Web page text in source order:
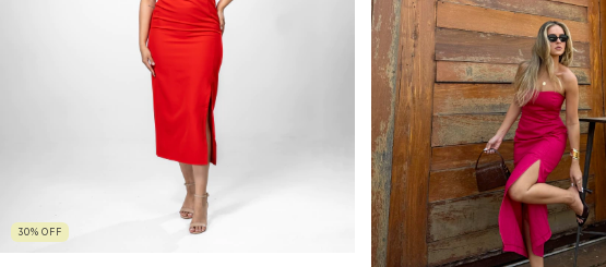
30% OFF